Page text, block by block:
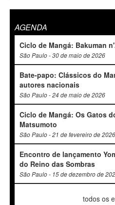
AGENDA
Ciclo de Mangá: Bakuman
São Paulo - 30 de maio de 2026
Bate-papo: Clássicos do
autores nacionais
São Paulo - 24 de maio de 2026
Ciclo de Mangá: Os Gatos
Matsumoto
São Paulo - 21 de fevereiro de 2026
Encontro de lançamento
do Reino das Sombras
São Paulo - 15 de dezembro de
todos os